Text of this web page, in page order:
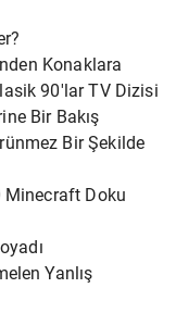
Konaklara
90'lar TV Dizisi
Bir Bakış
Bir Şekilde
Minecraft Doku
Yanlış